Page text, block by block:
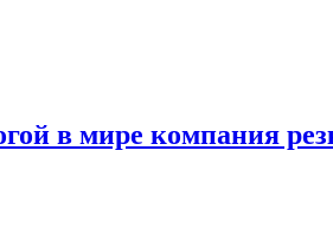
в мире компания